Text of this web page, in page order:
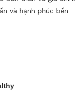
và hạnh phúc bền